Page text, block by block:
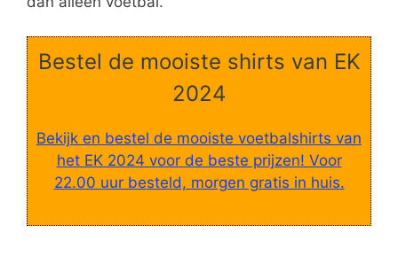
Bestel de mooiste shirts van EK
2024
Bekijk en bestel de mooiste voetbalshirts van
het EK 2024 voor de beste prijzen! Voor
22.00 uur besteld, morgen gratis in huis.